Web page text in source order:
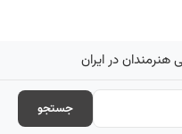
هنرمندان در ایران
جستجو